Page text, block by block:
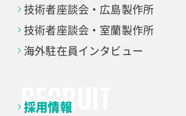
技術者座談会・ 広島製作所
技術者座談会・ 室蘭製作所
海外駐在員インタビュー
採用情報